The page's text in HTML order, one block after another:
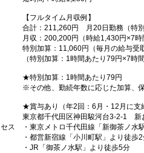
【フルタイム月収例】
合計：211,260円 月20日勤務（特
月収：200,200円（時給1,430円×7時
特別加算：11,060円（毎月の給与受
（特別加算：1時間あたり79円×7時
★特別加算：1時間あたり79円
※その他、勤続年数に応じた加算、
★賞与あり（年2回：6月・12月に支
東京都千代田区神田駿河台3-2-1 新
ス
・東京メトロ千代田線「新御茶ノ水
・都営新宿線「小川町駅」より徒歩
・JR「御茶ノ水駅」より徒歩5分